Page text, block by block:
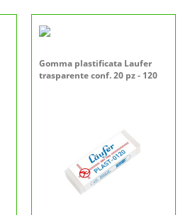
Gomma plastificata Laufer
trasparente conf. 20 pz - 120